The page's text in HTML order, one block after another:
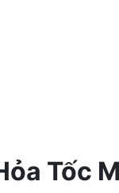
Tốc